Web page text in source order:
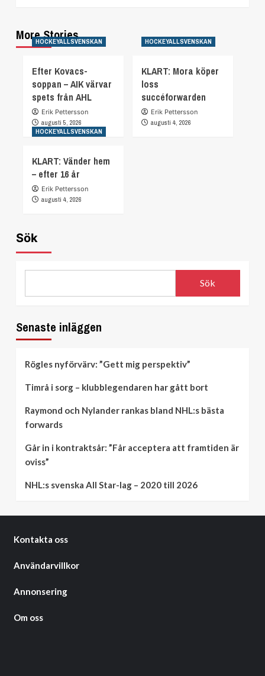
More Stories
HOCKEYALLSVENSKAN
Efter Kovacs-
soppan – AIK värvar
spets från AHL
Erik Pettersson
augusti 5, 2026
HOCKEYALLSVENSKAN
KLART: Mora köper
loss
succéforwarden
Erik Pettersson
augusti 4, 2026
HOCKEYALLSVENSKAN
KLART: Vänder hem
– efter 16 år
Erik Pettersson
augusti 4, 2026
Sök
Sök
Senaste inläggen
Rögles nyförvärv: ”Gett mig perspektiv”
Timrå i sorg – klubblegendaren har gått bort
Raymond och Nylander rankas bland NHL:s bästa
forwards
Går in i kontraktsår: ”Får acceptera att framtiden är
oviss”
NHL:s svenska All Star-lag – 2020 till 2026
Kontakta oss
Användarvillkor
Annonsering
Om oss